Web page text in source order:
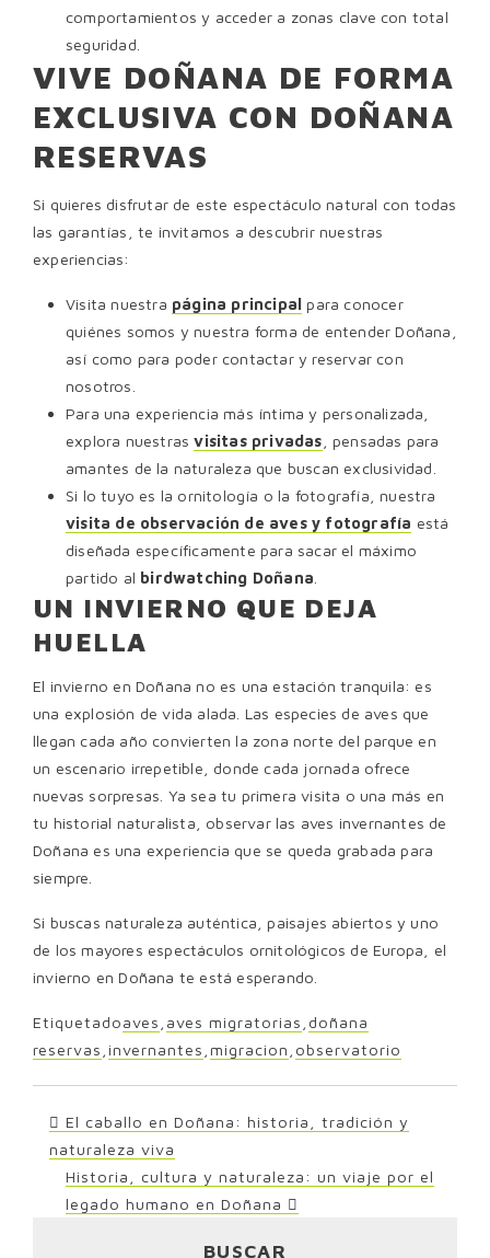
comportamientos y acceder a zonas clave con total
seguridad.
VIVE DOÑANA DE FORMA
EXCLUSIVA CON DOÑANA
RESERVAS
Si quieres disfrutar de este espectáculo natural con todas
las garantías, te invitamos a descubrir nuestras
experiencias:
Visita nuestra página principal para conocer
quiénes somos y nuestra forma de entender Doñana,
así como para poder contactar y reservar con
nosotros.
Para una experiencia más íntima y personalizada,
explora nuestrasvisitas privadas , pensadas para
amantes de la naturaleza que buscan exclusividad.
Si lo tuyo es la ornitología o la fotografía, nuestra
visita de observación de aves y fotografía está
diseñada específicamente para sacar el máximo
partido al birdwatching Doñana
UN INVIERNO QUE DEJA
HUELLA
El invierno en Doñana no es una estación tranquila: es
una explosión de vida alada. Las especies de aves que
llegan cada año convierten la zona norte del parque en
un escenario irrepetible, donde cada jornada ofrece
nuevas sorpresas. Ya sea tu primera visita o una más en
tu historial naturalista, observar las aves invernantes de
Doñana es una experiencia que se queda grabada para
siempre.
Si buscas naturaleza auténtica, paisajes abiertos y uno
de los mayores espectáculos ornitológicos de Europa, el
invierno en Doñana te está esperando.
Etiquetadoaves aves migratorias doñana
reservas invernantes migracion observatorio
POST
NAVIGATION
El caballo en Doñana: historia, tradición y
naturaleza viva
Historia, cultura y naturaleza: un viaje por el
legado humano en Doñana
BUSCAR